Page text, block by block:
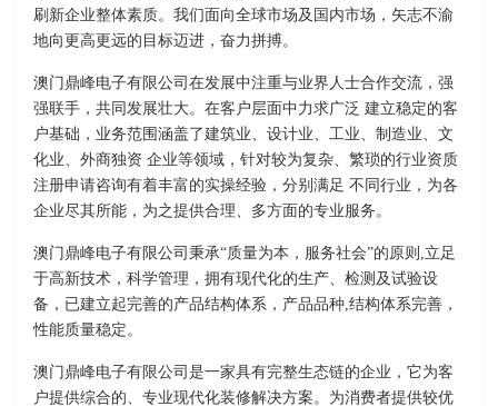
刷新企业整体素质。我们面向全球市场及国内市场，矢志不渝
地向更高更远的目标迈进，奋力拼搏。
澳门鼎峰电子有限公司在发展中注重与业界人士合作交流，强
强联手，共同发展壮大。在客户层面中力求广泛 建立稳定的客
户基础，业务范围涵盖了建筑业、设计业、工业、制造业、文
化业、外商独资 企业等领域，针对较为复杂、繁琐的行业资质
注册申请咨询有着丰富的实操经验，分别满足 不同行业，为各
企业尽其所能，为之提供合理、多方面的专业服务。
澳门鼎峰电子有限公司秉承“质量为本，服务社会”的原则,立足
于高新技术，科学管理，拥有现代化的生产、检测及试验设
备，已建立起完善的产品结构体系，产品品种,结构体系完善，
性能质量稳定。
澳门鼎峰电子有限公司是一家具有完整生态链的企业，它为客
户提供综合的、专业现代化装修解决方案。为消费者提供较优